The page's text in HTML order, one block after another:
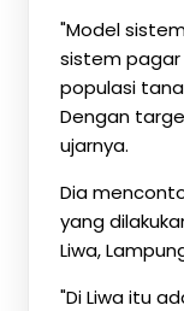
"Model
sistem pagar
populasi
Dengan
ujarnya.
Dia
yang
Liwa,
"Di Liwa itu